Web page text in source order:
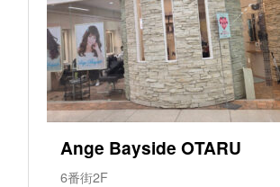
Ange Bayside OTARU
6番街2F